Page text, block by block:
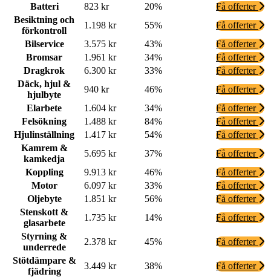
Batteri
823 kr 20%
Få offerter
Besiktning och
förkontroll
1.198 kr 55%
Få offerter
Bilservice
3.575 kr 43%
Få offerter
Bromsar
1.961 kr 34%
Få offerter
Dragkrok
6.300 kr 33%
Få offerter
Däck, hjul &
hjulbyte
940 kr 46%
Få offerter
Elarbete
1.604 kr 34%
Få offerter
Felsökning
1.488 kr 84%
Få offerter
Hjulinställning
1.417 kr 54%
Få offerter
Kamrem &
kamkedja
5.695 kr 37%
Få offerter
Koppling
9.913 kr 46%
Få offerter
Motor
6.097 kr 33%
Få offerter
Oljebyte
1.851 kr 56%
Få offerter
Stenskott &
glasarbete
1.735 kr 14%
Få offerter
Styrning &
underrede
2.378 kr 45%
Få offerter
Stötdämpare &
fjädring
3.449 kr 38%
Få offerter